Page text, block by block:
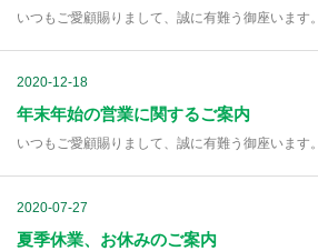
いつもご愛顧賜りまして、誠に有難う御座います
2020-12-18
年末年始の営業に関するご案内
いつもご愛顧賜りまして、誠に有難う御座います
2020-07-27
夏季休業、お休みのご案内